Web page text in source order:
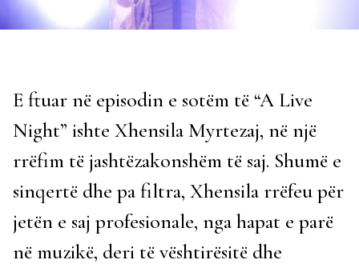
E ftuar në episodin e sotëm të “A Live
Night” ishte Xhensila Myrtezaj, në një
rrëfim të jashtëzakonshëm të saj. Shumë e
sinqertë dhe pa filtra, Xhensila rrëfeu për
jetën e saj profesionale, nga hapat e parë
në muzikë, deri të vështirësitë dhe